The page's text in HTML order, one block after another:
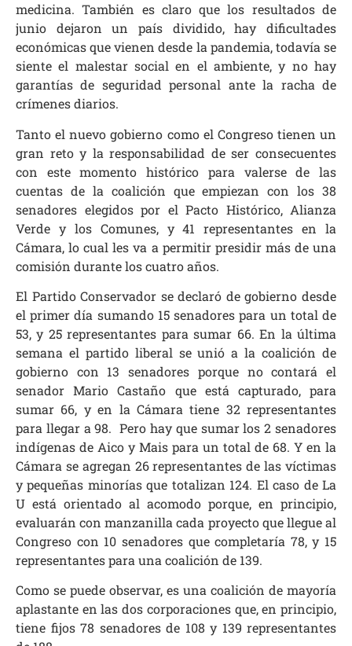
medicina. También es claro que los resultados de
junio dejaron un país dividido, hay dificultades
económicas que vienen desde la pandemia, todavía se
siente el malestar social en el ambiente, y no hay
garantías de seguridad personal ante la racha de
crímenes diarios.
Tanto el nuevo gobierno como el Congreso tienen un
gran reto y la responsabilidad de ser consecuentes
con este momento histórico para valerse de las
cuentas de la coalición que empiezan con los 38
senadores elegidos por el Pacto Histórico, Alianza
Verde y los Comunes, y 41 representantes en la
Cámara, lo cual les va a permitir presidir más de una
comisión durante los cuatro años.
El Partido Conservador se declaró de gobierno desde
el primer día sumando 15 senadores para un total de
53, y 25 representantes para sumar 66. En la última
semana el partido liberal se unió a la coalición de
gobierno con 13 senadores porque no contará el
senador Mario Castaño que está capturado, para
sumar 66, y en la Cámara tiene 32 representantes
para llegar a 98. Pero hay que sumar los 2 senadores
indígenas de Aico y Mais para un total de 68. Y en la
Cámara se agregan 26 representantes de las víctimas
y pequeñas minorías que totalizan 124. El caso de La
U está orientado al acomodo porque, en principio,
evaluarán con manzanilla cada proyecto que llegue al
Congreso con 10 senadores que completaría 78, y 15
representantes para una coalición de 139.
Como se puede observar, es una coalición de mayoría
aplastante en las dos corporaciones que, en principio,
tiene fijos 78 senadores de 108 y 139 representantes